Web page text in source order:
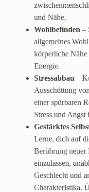
und Nähe.
Wohlbefinden –
allgemeines
körperliche
Energie.
Stressabbau –
Ausschüttung
einer spürbaren
Stress und Angst
Gestärktes
Lerne, dich auf
Berührung neuer
einzulassen,
Geschlecht und
Charakteristika.